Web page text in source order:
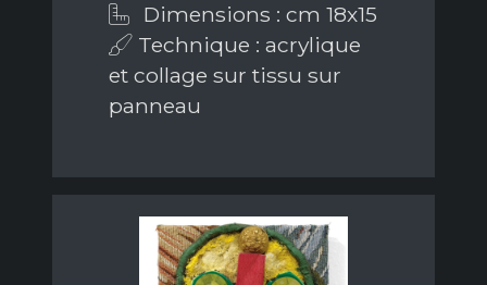
Dimensions : cm 18x15
Technique : acrylique
et collage sur tissu sur
panneau